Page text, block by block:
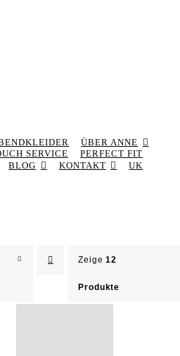
ÜBER ANNE
SERVICE
PERFECT FIT
BLOG KONTAKT UK
Zeige12
Produkte